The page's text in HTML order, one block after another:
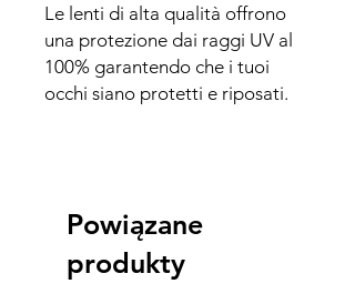
Le lenti di alta qualità offrono
una protezione dai raggi UV al
100% garantendo che i tuoi
occhi siano protetti e riposati.
Powiązane
produkty